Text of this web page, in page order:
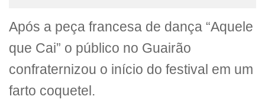
Após a peça francesa de dança “Aquele
que Cai” o público no Guairão
confraternizou o início do festival em um
farto coquetel.